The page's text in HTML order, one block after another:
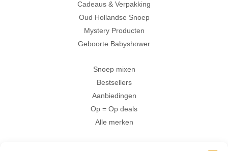
Cadeaus & Verpakking
Oud Hollandse Snoep
Mystery Producten
Geboorte Babyshower
Snoep mixen
Bestsellers
Aanbiedingen
Op = Op deals
Alle merken